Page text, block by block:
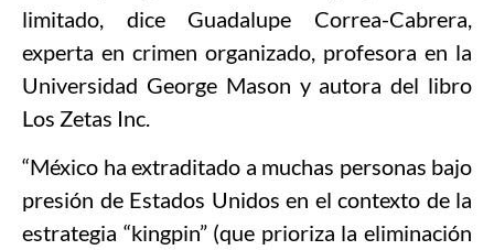
limitado, dice Guadalupe Correa-Cabrera,
experta en crimen organizado, profesora en la
Universidad George Mason y autora del libro
Los Zetas Inc.
“México ha extraditado a muchas personas bajo
presión de Estados Unidos en el contexto de la
estrategia “kingpin” (que prioriza la eliminación